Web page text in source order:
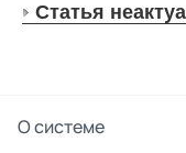
Статья
О системе